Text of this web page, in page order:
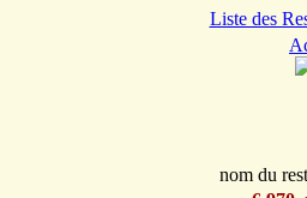
Liste des
nom du